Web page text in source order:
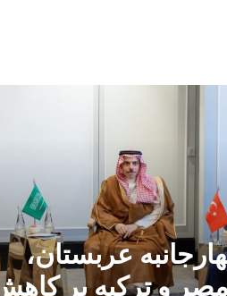
عربستان،
مصر و ترکیه بر